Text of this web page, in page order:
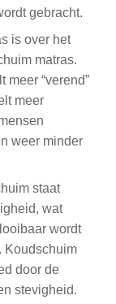
gebracht.
is over het
matras.
meer “verend”
meer
weer minder
staat
wat
wordt
Koudschuim
door de
stevigheid.